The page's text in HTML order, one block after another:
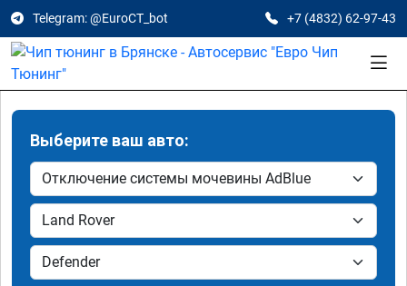
Telegram: @EuroCT_bot +7 (4832) 62-97-43
Выберите ваш авто: